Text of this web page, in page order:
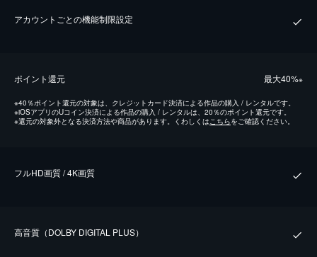
アカウントごとの機能制限設定
ポイント還元 最⼤40%※
※40％ポイント還元の対象は、クレジットカード決済による作品の購入 / レンタルです。
※iOSアプリのUコイン決済による作品の購入 / レンタルは、20％のポイント還元です。
※還元の対象外となる決済方法や商品があります。くわしくはこちらをご確認ください。
フルHD画質 / 4K画質
⾼⾳質（DOLBY DIGITAL PLUS）